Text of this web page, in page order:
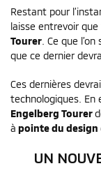
Restant pour
laisse entrevoir
Tourer . Ce que
que ce dernier
Ces dernières
technologiques. En
Engelberg Tourer
à pointe du design
UN